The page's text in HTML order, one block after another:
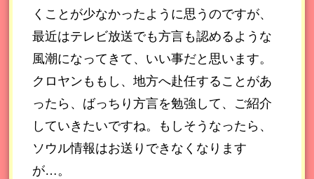
くことが少なかったように思うのですが、
最近はテレビ放送でも方言も認めるような
風潮になってきて、いい事だと思います。
クロヤンももし、地方へ赴任することがあ
ったら、ばっちり方言を勉強して、ご紹介
していきたいですね。もしそうなったら、
ソウル情報はお送りできなくなります
が…。